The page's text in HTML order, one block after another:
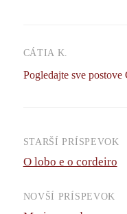
CÁTIA K.
Pogledajte sve postove
Navigácia
príspevkov
STARŠÍ PRÍSPEVOK
O lobo e o cordeiro
NOVŠÍ PRÍSPEVOK